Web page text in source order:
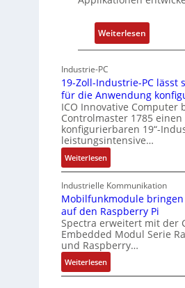
c
t
e
k
t
u
Weiterlesen:
P
y
s
i
c
a
I
a
n
d
Industrie-PC
19-Zoll-Industrie-PC lässt
für die Anwendung
ICO Innovative Computer
Controlmaster 1785 einen
konfigurierbaren 19“-
leistungsintensive…
Weiterlesen:
1
9
-
Z
o
l
l
-
I
Industrielle Kommunikation
Mobilfunkmodule bringen
auf den Raspberry Pi
Spectra erweitert mit der
Embedded Modul Serie
und Raspberry…
Weiterlesen:
M